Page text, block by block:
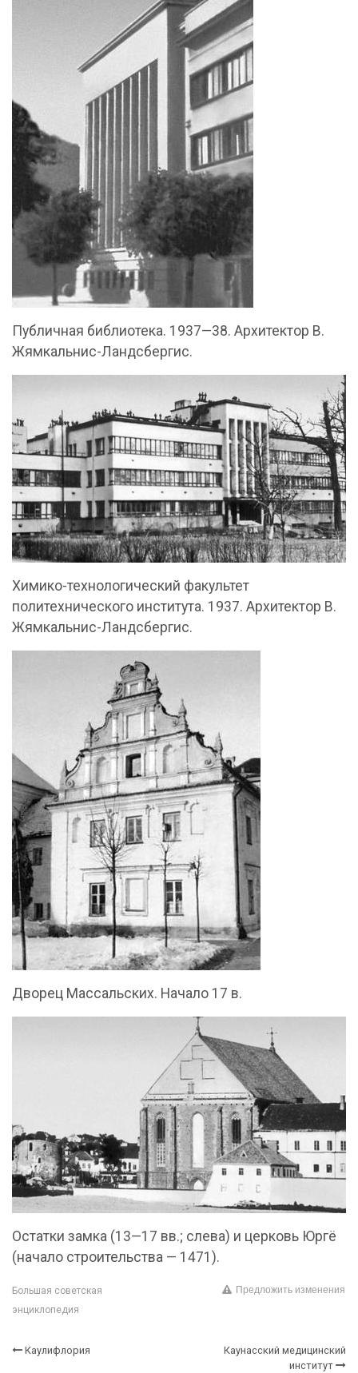
Публичная библиотека. 1937—38. Архитектор В.
Жямкальнис-Ландсбергис.
Химико-технологический факультет
политехнического института. 1937. Архитектор В.
Жямкальнис-Ландсбергис.
Дворец Массальских. Начало 17 в.
Остатки замка (13—17 вв.; слева) и церковь Юргё
(начало строительства — 1471).
Большая советская
энциклопедия
Предложить изменения
Каулифлория
Каунасский медицинский
институт